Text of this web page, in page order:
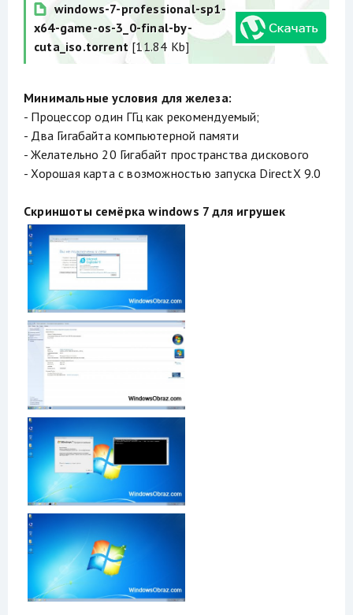
windows-7-professional-sp1-
x64-game-os-3_0-final-by-
cuta_iso.torrent [11.84 Kb]
Минимальные условия для железа:
- Процессор один ГГц как рекомендуемый;
- Два Гигабайта компьютерной памяти
- Желательно 20 Гигабайт пространства дискового
- Хорошая карта с возможностью запуска DirectX 9.0
Скриншоты семёрка windows 7 для игрушек